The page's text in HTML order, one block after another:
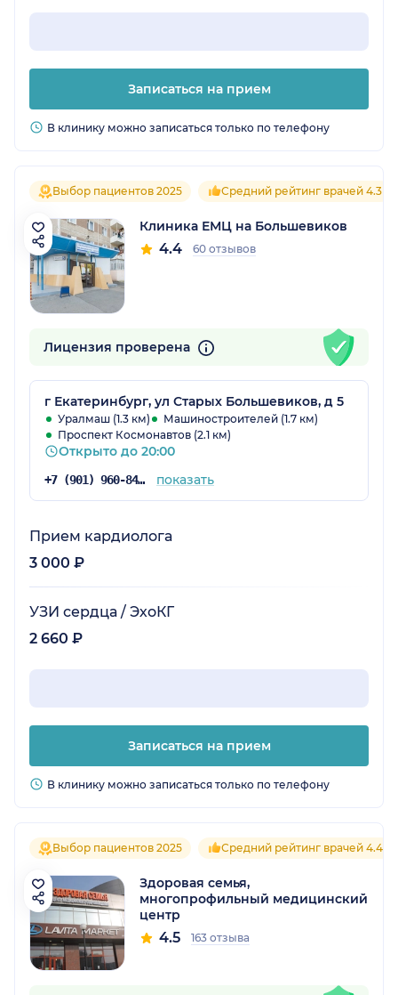
Записаться на прием
В клинику можно записаться только по телефону
Выбор пациентов 2025 Средний рейтинг врачей 4.3
Клиника ЕМЦ на Большевиков
4.4 60 отзывов
Лицензия проверена
г Екатеринбург, ул Старых Большевиков, д 5
Уралмаш (1.3 км)
Машиностроителей (1.7 км)
Проспект Космонавтов (2.1 км)
Открыто до 20:00
+7 (901) 960-84-27 показать
Прием кардиолога
3 000 ₽
УЗИ сердца / ЭхоКГ
2 660 ₽
Записаться на прием
В клинику можно записаться только по телефону
Выбор пациентов 2025 Средний рейтинг врачей 4.4
Здоровая семья,
многопрофильный медицинский
центр
4.5 163 отзыва